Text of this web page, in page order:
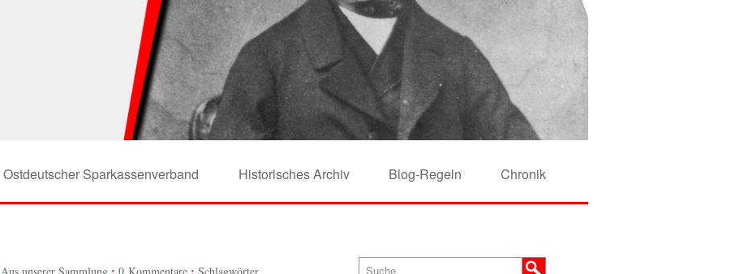
Ostdeutscher Sparkassenverband Historisches Archiv Blog-Regeln Chronik